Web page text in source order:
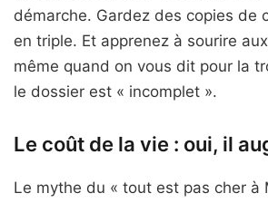
démarche. Gardez des copies de
en triple. Et apprenez à sourire
même quand on vous dit pour la
le dossier est « incomplet ».
Le coût de la vie : oui, il
Le mythe du « tout est pas cher à